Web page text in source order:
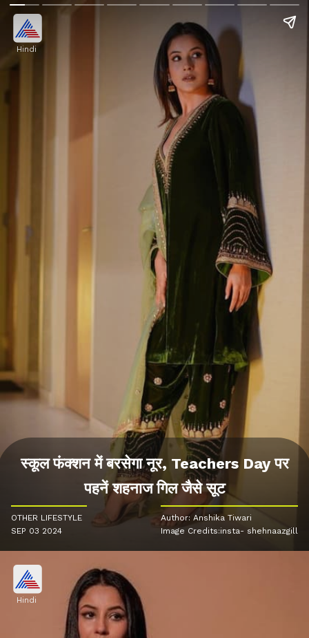
Hindi
स्कूल फंक्शन में बरसेगा नूर, Teachers Day पर
पहनें शहनाज गिल जैसे सूट
OTHER LIFESTYLE
SEP 03 2024
Author: Anshika Tiwari
Image Credits:insta- shehnaazgill
Hindi